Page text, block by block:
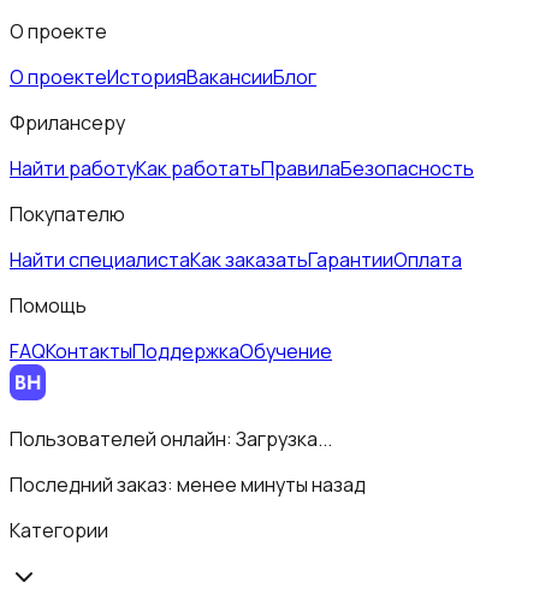
О проекте
О проектеИсторияВакансииБлог
Фрилансеру
Найти работуКак работатьПравилаБезопасность
Покупателю
Найти специалистаКак заказатьГарантииОплата
Помощь
FAQКонтактыПоддержкаОбучение
Пользователей онлайн: Загрузка...
Последний заказ: менее минуты назад
Категории